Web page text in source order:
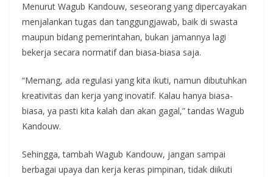
Menurut Wagub Kandouw, seseorang yang dipercayakan
menjalankan tugas dan tanggungjawab, baik di swasta
maupun bidang pemerintahan, bukan jamannya lagi
bekerja secara normatif dan biasa-biasa saja.
“Memang, ada regulasi yang kita ikuti, namun dibutuhkan
kreativitas dan kerja yang inovatif. Kalau hanya biasa-
biasa, ya pasti kita kalah dan akan gagal,” tandas Wagub
Kandouw.
Sehingga, tambah Wagub Kandouw, jangan sampai
berbagai upaya dan kerja keras pimpinan, tidak diikuti